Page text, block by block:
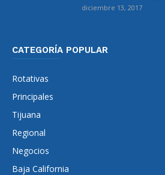
diciembre 13, 2017
CATEGORÍA POPULAR
Rotativas
Principales
Tijuana
Regional
Negocios
Baja California